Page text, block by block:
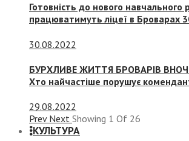
Готовність до нового навчального
працюватимуть ліцеї в Броварах
30.08.2022
БУРХЛИВЕ ЖИТТЯ БРОВАРІВ
Хто найчастіше порушує
29.08.2022
Prev Next Showing 1 Of 26
КУЛЬТУРА